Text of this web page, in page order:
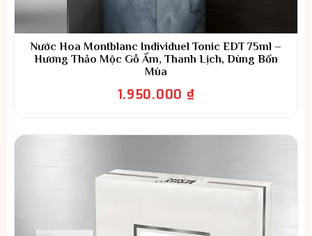
Nước Hoa Montblanc Individuel Tonic EDT 75ml –
Hương Thảo Mộc Gỗ Ấm, Thanh Lịch, Dùng Bốn
Mùa
1.950.000 ₫